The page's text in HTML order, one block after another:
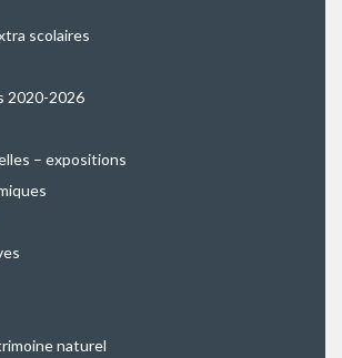
scolaires
2020-2026
– expositions
naturel